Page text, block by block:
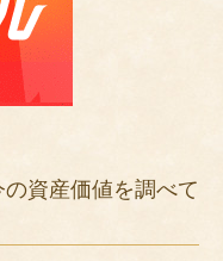
資産価値を調べて